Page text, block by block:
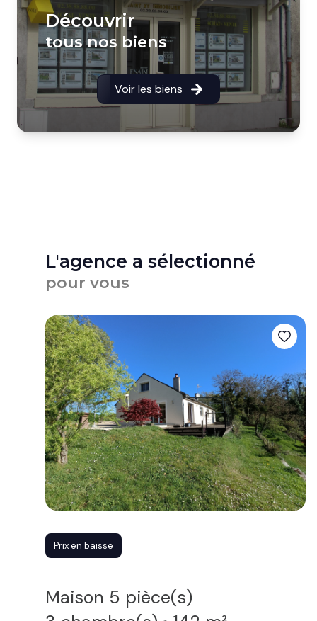
Découvrir
tous nos biens
Voir les biens
L'agence a sélectionné
pour vous
Prix en baisse
Maison 5 pièce(s)